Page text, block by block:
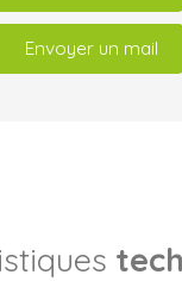
Envoyer un mail